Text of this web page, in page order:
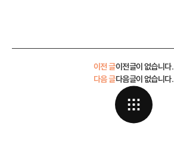
이전 글이전글이 없습니다.
다음글이 없습니다.
다음 글